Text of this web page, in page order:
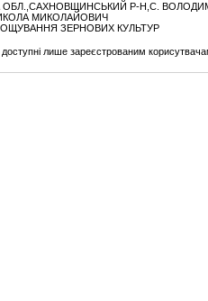
ОБЛ.,САХНОВЩИНСЬКИЙ Р-Н,С.
МИКОЛАЙОВИЧ
ЗЕРНОВИХ КУЛЬТУР
доступні лише зареєстрованим